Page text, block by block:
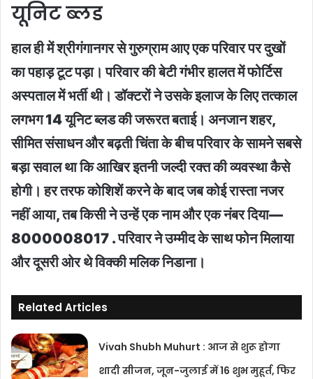
यूनिट ब्लड
हाल ही में श्रीगंगानगर से गुरुग्राम आए एक परिवार पर दुखों
का पहाड़ टूट पड़ा। परिवार की बेटी गंभीर हालत में फोर्टिस
अस्पताल में भर्ती थी। डॉक्टरों ने उसके इलाज के लिए तत्काल
लगभग 14 यूनिट ब्लड की जरूरत बताई। अनजान शहर,
सीमित संसाधन और बढ़ती चिंता के बीच परिवार के सामने सबसे
बड़ा सवाल था कि आखिर इतनी जल्दी रक्त की व्यवस्था कैसे
होगी। हर तरफ कोशिशें करने के बाद जब कोई रास्ता नजर
नहीं आया, तब किसी ने उन्हें एक नाम और एक नंबर दिया—
8000008017 . परिवार ने उम्मीद के साथ फोन मिलाया
और दूसरी ओर थे विक्की मलिक निडाना।
Related Articles
Vivah Shubh Muhurt : आज से शुरू होगा
शादी सीजन, जून-जुलाई में 16 शुभ मुहूर्त, फिर